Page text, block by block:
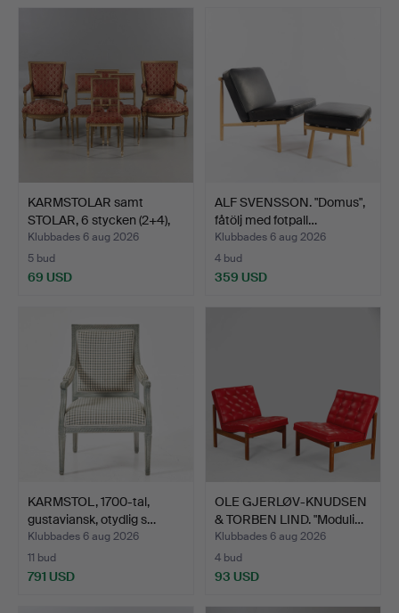
KARMSTOLAR samt
STOLAR, 6 stycken (2+4),
L…
Klubbades 6 aug 2026
5 bud
69 USD
ALF SVENSSON. "Domus",
fåtölj med fotpall…
Klubbades 6 aug 2026
4 bud
359 USD
KARMSTOL, 1700-tal,
gustaviansk, otydlig s…
Klubbades 6 aug 2026
11 bud
791 USD
OLE GJERLØV-KNUDSEN
& TORBEN LIND. "Moduli…
Klubbades 6 aug 2026
4 bud
93 USD